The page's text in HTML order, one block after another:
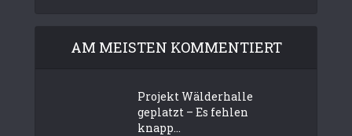
AM MEISTEN KOMMENTIERT
Projekt Wälderhalle
geplatzt – Es fehlen
knapp...